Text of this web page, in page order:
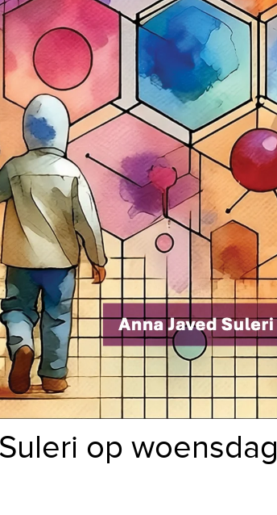
op woensdag